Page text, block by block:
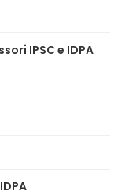
IPSC e IDPA